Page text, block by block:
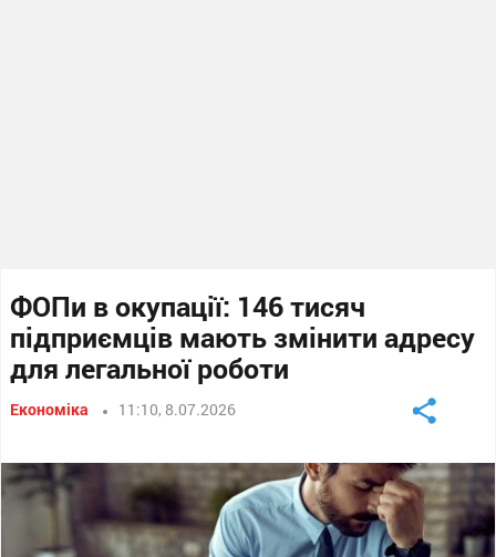
ФОПи в окупації: 146 тисяч
підприємців мають змінити адресу
для легальної роботи
Економіка 11:10, 8.07.2026